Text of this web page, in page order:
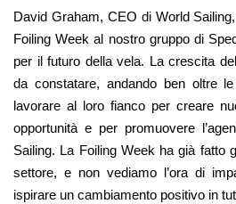
David Graham, CEO di World Sailing,
Foiling Week al nostro gruppo di
per il futuro della vela. La crescita
da constatare, andando ben oltre
lavorare al loro fianco per creare
opportunità e per promuovere
Sailing. La Foiling Week ha già fatto
settore, e non vediamo l’ora di
ispirare un cambiamento positivo in